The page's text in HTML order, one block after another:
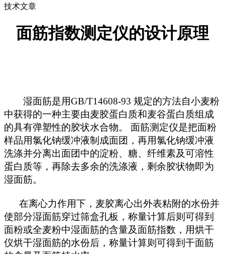
技术文章
面筋指数测定仪的设计原理
湿面筋是用GB/T14608-93 规定的方法自小麦粉
中获得的一种主要由麦胶蛋白质和麦谷蛋白质组成
的具有弹塑性的胶状水合物。 面筋测定仪是把面粉
样品用氯化钠缓冲液制成面团，再用氯化钠缓冲液
洗涤并分离出面团中的淀粉、糖、纤维素及可溶性
蛋白质等，再除去多余的洗涤液，剩余胶状物即为
湿面筋。
在离心力作用下，麦胶离心出外表粘附的水份并
使部分湿面筋穿过筛盒孔板，称量计算后则可得到
面粉或全麦粉中湿面筋的含量及面筋指数，用烘干
仪烘干湿面筋的水份后，称量计算则可得到干面筋